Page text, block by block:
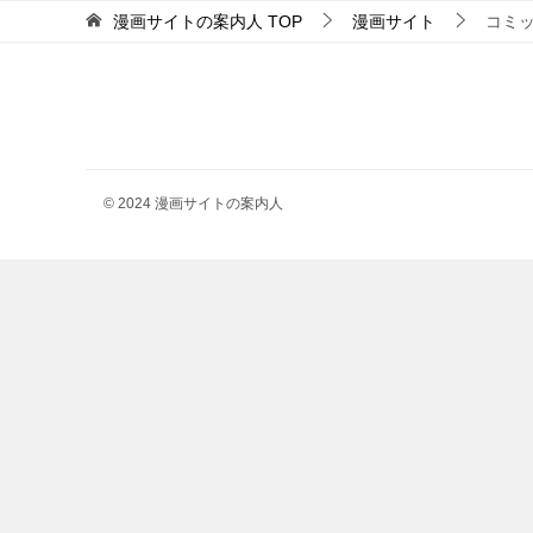
漫画サイトの案内人 TOP 漫画サイト コミ
© 2024 漫画サイトの案内人